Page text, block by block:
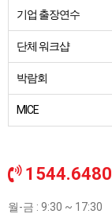
기업 출장연수
단체 워크샵
박람회
MICE
1544.6480
월-금 : 9:30 ~ 17:30